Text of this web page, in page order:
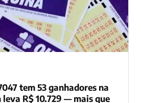
tem 53 ganhadores na
R$ 10.729 — mais que